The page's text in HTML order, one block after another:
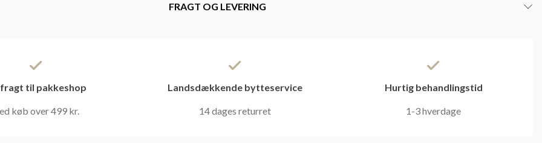
FRAGT OG LEVERING
til pakkeshop
køb over 499 kr.
Landsdækkende bytteservice
14 dages returret
Hurtig behandlingstid
1-3 hverdage